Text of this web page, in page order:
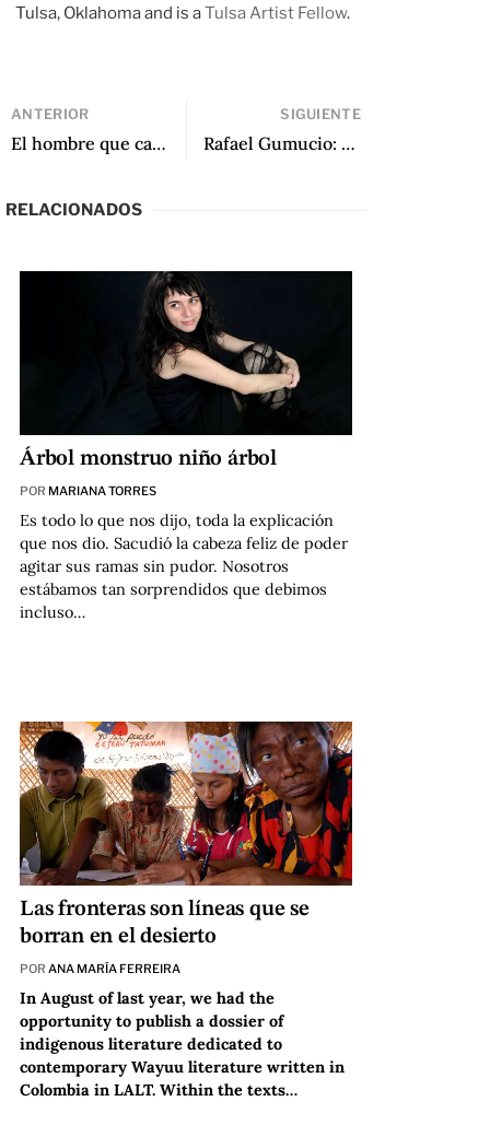
Tulsa, Oklahoma and is aTulsa Artist Fellow.
ANTERIOR
El hombre que caminaba: Sergio Chejfec por Matías Serra Bradford
SIGUIENTE
Rafael Gumucio: “Con la muerte de Nicanor Parra se acabó la fase feliz de la posmodernidad chilena” por Antonio Díaz Oliva
RELACIONADOS
Árbol monstruo niño árbol
POR MARIANA TORRES
Es todo lo que nos dijo, toda la explicación
que nos dio. Sacudió la cabeza feliz de poder
agitar sus ramas sin pudor. Nosotros
estábamos tan sorprendidos que debimos
incluso…
Las fronteras son líneas que se
borran en el desierto
POR ANA MARÍA FERREIRA
In August of last year, we had the
opportunity to publish a dossier of
indigenous literature dedicated to
contemporary Wayuu literature written in
Colombia in LALT. Within the texts…